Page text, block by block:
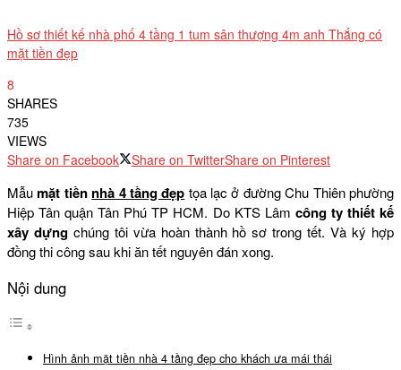
Hồ sơ thiết kế nhà phố 4 tầng 1 tum sân thượng 4m anh Thắng có
mặt tiền đẹp
8
SHARES
735
VIEWS
Share on Facebook
Share on TwitterShare on Pinterest
Mẫumặt tiền nhà 4 tầng đẹp tọa lạc ở đường Chu Thiên phường
Hiệp Tân quận Tân Phú TP HCM. Do KTS Lâm công ty thiết kế
xây dựngchúng tôi vừa hoàn thành hồ sơ trong tết. Và ký hợp
đồng thi công sau khi ăn tết nguyên đán xong.
Nội dung
Hình ảnh mặt tiền nhà 4 tầng đẹp cho khách ưa mái thái